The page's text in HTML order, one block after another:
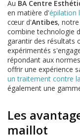
Au BA Centre
en matière d'épilation
cœur d'Antibes, notre
combine technologie
garantir des résultats
expérimentés
répondant aux
offrir une expérience
un traitement contre
également une
Les
maillot